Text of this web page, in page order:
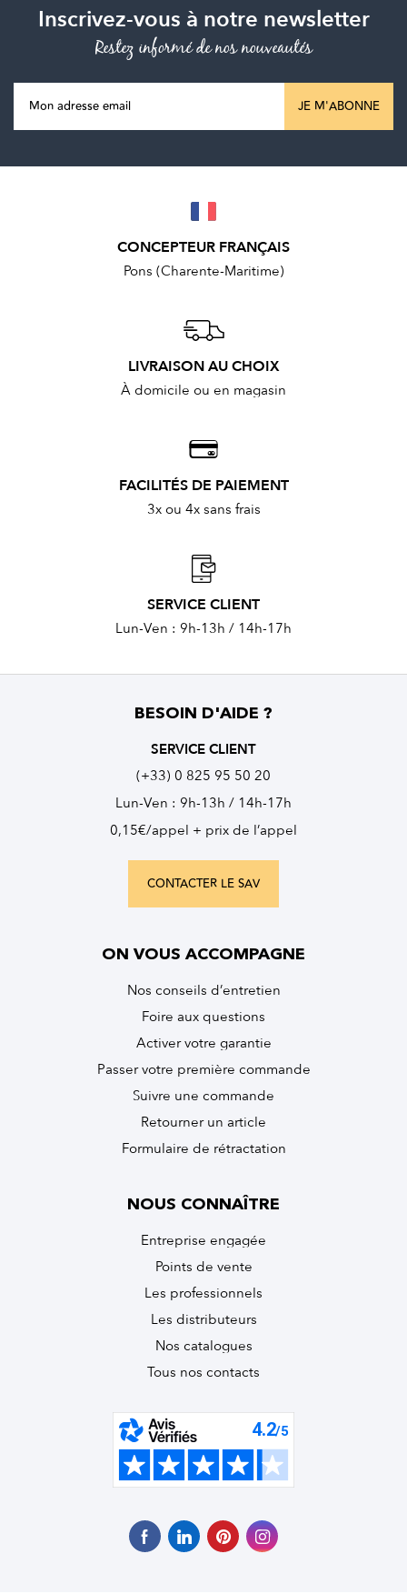
Inscrivez-vous à notre newsletter
Restez informé de nos nouveautés
JE M'ABONNE
CONCEPTEUR FRANÇAIS
Pons (Charente-Maritime)
LIVRAISON AU CHOIX
À domicile ou en magasin
FACILITÉS DE PAIEMENT
3x ou 4x sans frais
SERVICE CLIENT
Lun-Ven : 9h-13h / 14h-17h
BESOIN D'AIDE ?
SERVICE CLIENT
(+33) 0 825 95 50 20
Lun-Ven : 9h-13h / 14h-17h
0,15€/appel + prix de l’appel
CONTACTER LE SAV
ON VOUS ACCOMPAGNE
Nos conseils d’entretien
Foire aux questions
Activer votre garantie
Passer votre première commande
Suivre une commande
Retourner un article
Formulaire de rétractation
NOUS CONNAÎTRE
Entreprise engagée
Points de vente
Les professionnels
Les distributeurs
Nos catalogues
Tous nos contacts